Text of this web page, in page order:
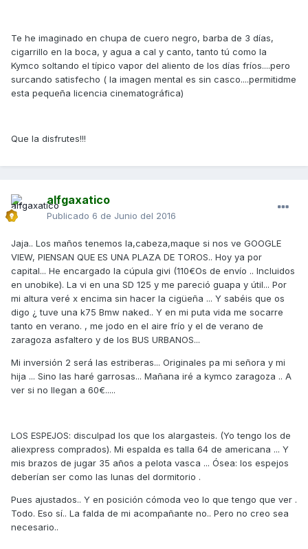
Te he imaginado en chupa de cuero negro, barba de 3 días,
cigarrillo en la boca, y agua a cal y canto, tanto tú como la
Kymco soltando el típico vapor del aliento de los días fríos....pero
surcando satisfecho ( la imagen mental es sin casco....permitidme
esta pequeña licencia cinematográfica)
Que la disfrutes!!!
alfgaxatico
Publicado 6 de Junio del 2016
Jaja.. Los maños tenemos la,cabeza,maque si nos ve GOOGLE
VIEW, PIENSAN QUE ES UNA PLAZA DE TOROS.. Hoy ya por
capital... He encargado la cúpula givi (110€Os de envío .. Incluidos
en unobike). La vi en una SD 125 y me pareció guapa y útil... Por
mi altura veré x encima sin hacer la cigüeña ... Y sabéis que os
digo ¿ tuve una k75 Bmw naked.. Y en mi puta vida me socarre
tanto en verano. , me jodo en el aire frío y el de verano de
zaragoza asfaltero y de los BUS URBANOS...
Mi inversión 2 será las estriberas... Originales pa mi señora y mi
hija ... Sino las haré garrosas... Mañana iré a kymco zaragoza .. A
ver si no llegan a 60€.....
LOS ESPEJOS: disculpad los que los alargasteis. (Yo tengo los de
aliexpress comprados). Mi espalda es talla 64 de americana ... Y
mis brazos de jugar 35 años a pelota vasca ... Ósea: los espejos
deberían ser como las lunas del dormitorio .
Pues ajustados.. Y en posición cómoda veo lo que tengo que ver .
Todo. Eso sí.. La falda de mi acompañante no.. Pero no creo sea
necesario..